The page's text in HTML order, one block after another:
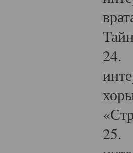
24.
25.